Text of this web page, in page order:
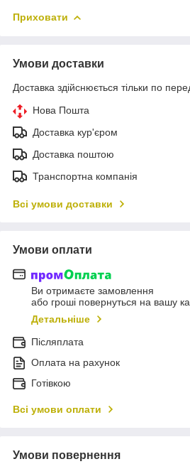
Приховати
Умови доставки
Доставка здійснюється тільки по
Нова Пошта
Доставка кур'єром
Доставка поштою
Транспортна компанія
Всі умови доставки
Умови оплати
Ви отримаєте замовлення
або гроші повернуться на вашу
Детальніше
Післяплата
Оплата на рахунок
Готівкою
Всі умови оплати
Умови повернення